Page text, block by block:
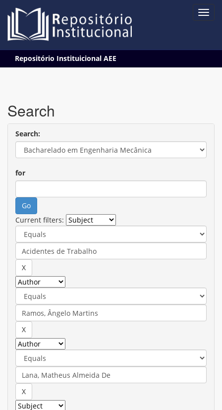
navigation
Repositório Instituicional AEE
Search
Search:
for
Current filters: